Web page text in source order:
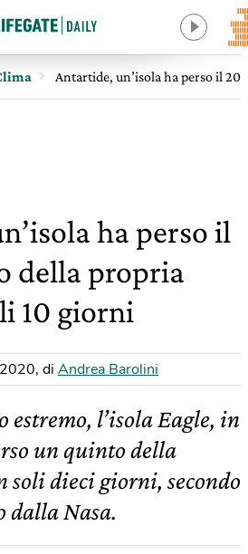
Antartide, un’isola ha perso il
ha perso il
della propria
10 giorni
, di Andrea Barolini
estremo, l’isola Eagle, in
un quinto della
soli dieci giorni, secondo
Nasa.